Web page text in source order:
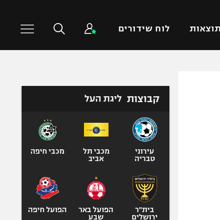
תוצאות לוח שידורים
טניס
כדורעף
ספורט אולימפי
קבוצות ליגת העל
עירוני
טבריה
מכבי תל
אביב
מכבי חיפה
בית"ר
ירושלים
הפועל באר
שבע
הפועל חיפה